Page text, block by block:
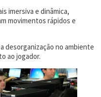
imersiva e dinâmica,
movimentos rápidos e
desorganização no ambiente
ao jogador.